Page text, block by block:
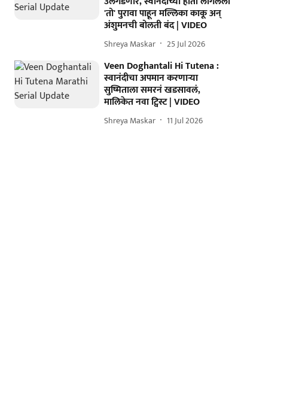
'तो' पुरावा पाहून मल्लिका काकू अन्
अंशुमनची बोलती बंद | VIDEO
Shreya Maskar 25 Jul 2026
Veen Doghantali Hi Tutena :
स्वानंदीचा अपमान करणाऱ्या
सुष्मिताला समरनं खडसावलं,
मालिकेत नवा ट्विस्ट | VIDEO
Shreya Maskar 11 Jul 2026